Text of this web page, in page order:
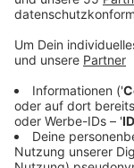
Am Freitag
Zählerstände
zwingend
Telefon. Sollten